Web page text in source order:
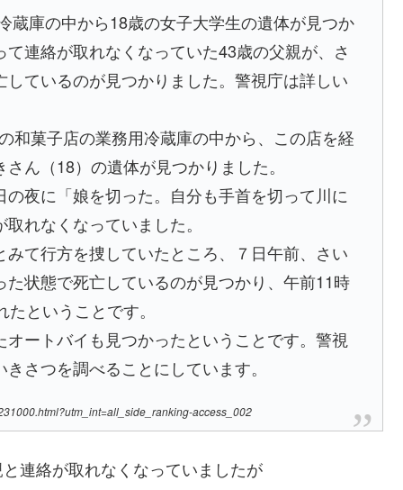
蔵庫の中から18歳の女子大学生の遺体が見つか
連絡が取れなくなっていた43歳の父親が、さ
ているのが見つかりました。警視庁は詳しい
和菓子店の業務用冷蔵庫の中から、この店を経
ん（18）の遺体が見つかりました。
夜に「娘を切った。自分も手首を切って川に
れなくなっていました。
て行方を捜していたところ、７日午前、さい
状態で死亡しているのが見つかり、午前11時
ということです。
ートバイも見つかったということです。警視
さつを調べることにしています。
access_002
連絡が取れなくなっていましたが